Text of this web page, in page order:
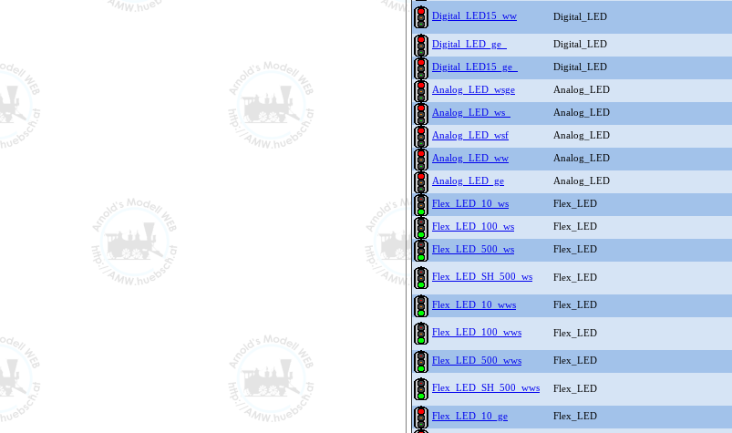
Digital_LED15_ww Digital_LED
Digital_LED_ge_ Digital_LED
Digital_LED15_ge_ Digital_LED
Analog_LED_wsge Analog_LED
Analog_LED_ws_ Analog_LED
Analog_LED_wsf Analog_LED
Analog_LED_ww Analog_LED
Analog_LED_ge Analog_LED
Flex_LED_10_ws Flex_LED
Flex_LED_100_ws Flex_LED
Flex_LED_500_ws Flex_LED
Flex_LED_SH_500_ws Flex_LED
Flex_LED_10_wws Flex_LED
Flex_LED_100_wws Flex_LED
Flex_LED_500_wws Flex_LED
Flex_LED_SH_500_wws Flex_LED
Flex_LED_10_ge Flex_LED